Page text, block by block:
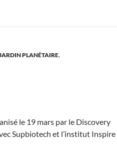
PLANÉTAIRE,
le 19 mars par le Discovery
Supbiotech et l’institut Inspire